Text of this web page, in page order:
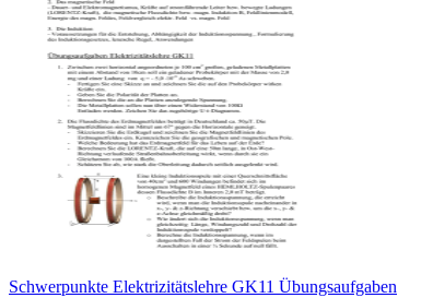
Schwerpunkte Elektrizitätslehre GK11 Übungsaufgaben